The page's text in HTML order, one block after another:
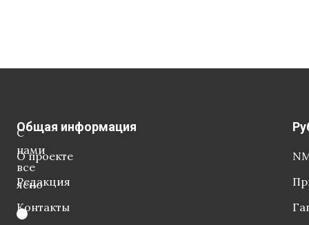
С
нами
все
ясно
Общая информация
О проекте
Редакция
Контакты